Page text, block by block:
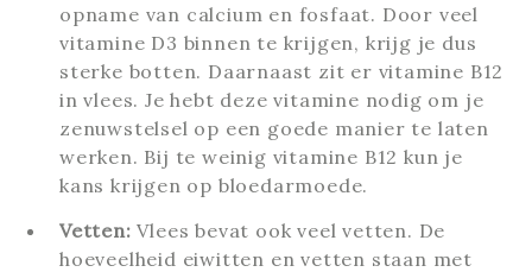
opname van calcium en fosfaat. Door veel
vitamine D3 binnen te krijgen, krijg je dus
sterke botten. Daarnaast zit er vitamine B12
in vlees. Je hebt deze vitamine nodig om je
zenuwstelsel op een goede manier te laten
werken. Bij te weinig vitamine B12 kun je
kans krijgen op bloedarmoede.
Vetten: Vlees bevat ook veel vetten. De
hoeveelheid eiwitten en vetten staan met